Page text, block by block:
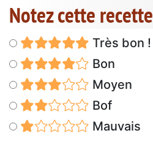
Notez cette recette
Très bon !
Bon
Moyen
Bof
Mauvais